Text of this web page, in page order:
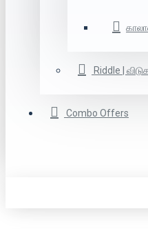
Riddle |
Combo Offers